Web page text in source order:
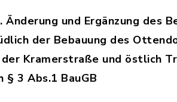
und Ergänzung des
der Bebauung des
der Kramerstraße und östlich
3 Abs.1 BauGB